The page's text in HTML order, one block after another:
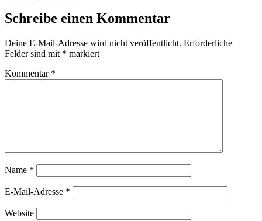
Schreibe einen Kommentar
Deine E-Mail-Adresse wird nicht veröffentlicht. Erforderliche
Felder sind mit * markiert
Kommentar *
Name *
E-Mail-Adresse *
Website